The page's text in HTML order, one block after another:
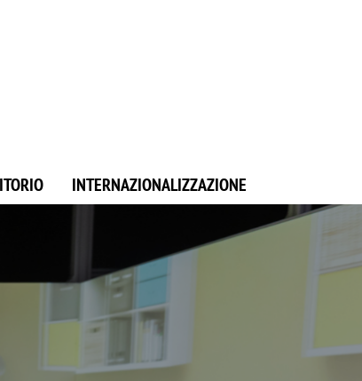
INTERNAZIONALIZZAZIONE